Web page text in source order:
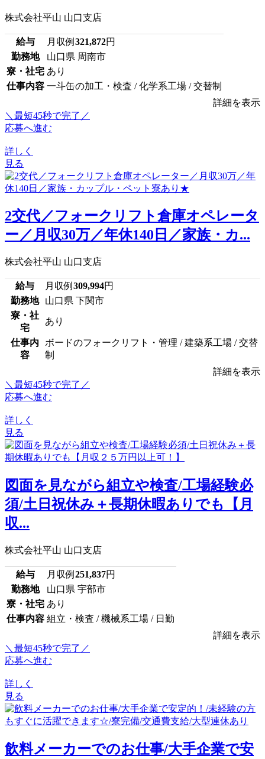
株式会社平山 山口支店
給与 月収例 321,872円
勤務地
山口県 周南市
寮・社宅 あり
仕事内容 一斗缶の加工・検査 / 化学系工場 / 交替制
詳細を表示
＼最短45秒で完了／
応募へ進む
詳しく
見る
2交代／フォークリフト倉庫オペレータ
ー／月収30万／年休140日／家族・カ...
株式会社平山 山口支店
給与 月収例 309,994円
勤務地
山口県 下関市
寮・社
宅
あり
仕事内
容
ボードのフォークリフト・管理 / 建築系工場 / 交替
制
詳細を表示
＼最短45秒で完了／
応募へ進む
詳しく
見る
図面を見ながら組立や検査/工場経験必
須/土日祝休み＋長期休暇ありでも【月
収...
株式会社平山 山口支店
給与 月収例 251,837円
勤務地
山口県 宇部市
寮・社宅 あり
仕事内容 組立・検査 / 機械系工場 / 日勤
詳細を表示
＼最短45秒で完了／
応募へ進む
詳しく
見る
飲料メーカーでのお仕事/大手企業で安